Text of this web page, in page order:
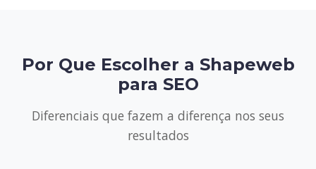
Por Que Escolher a Shapeweb
para SEO
Diferenciais que fazem a diferença nos seus
resultados